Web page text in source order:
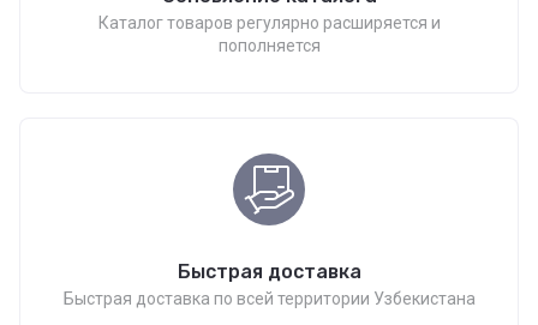
Каталог товаров регулярно расширяется и
пополняется
Быстрая доставка
Быстрая доставка по всей территории Узбекистана